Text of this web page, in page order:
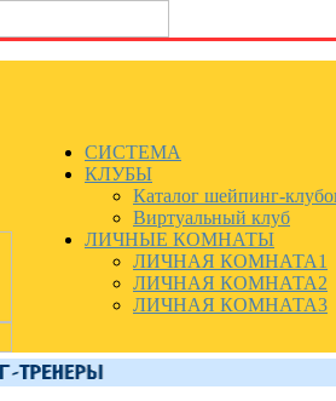
СИСТЕМА
КЛУБЫ
Каталог шейпинг-
Виртуальный клуб
ЛИЧНЫЕ КОМНАТЫ
ЛИЧНАЯ КОМНАТА1
ЛИЧНАЯ КОМНАТА2
ЛИЧНАЯ КОМНАТА3